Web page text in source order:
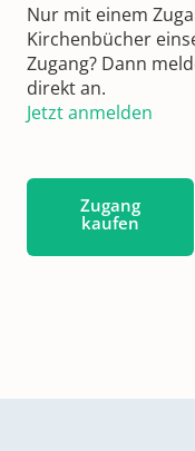
Nur mit einem
Kirchenbücher
Zugang? Dann
direkt an.
Jetzt anmelden
Zugang
kaufen